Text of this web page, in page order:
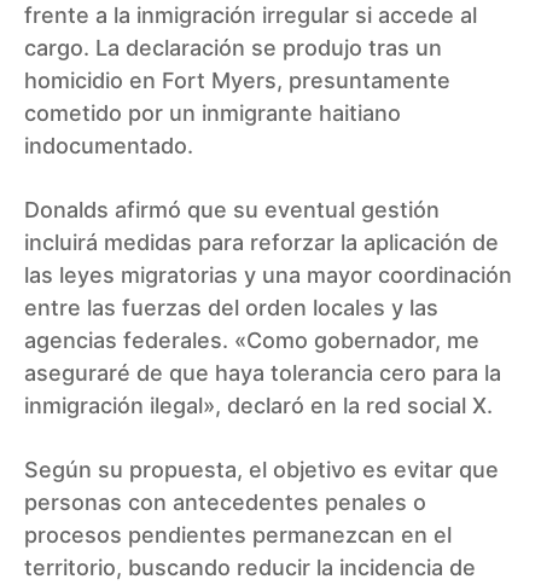
frente a la inmigración irregular si accede al
cargo. La declaración se produjo tras un
homicidio en Fort Myers, presuntamente
cometido por un inmigrante haitiano
indocumentado.
Donalds afirmó que su eventual gestión
incluirá medidas para reforzar la aplicación de
las leyes migratorias y una mayor coordinación
entre las fuerzas del orden locales y las
agencias federales. «Como gobernador, me
aseguraré de que haya tolerancia cero para la
inmigración ilegal», declaró en la red social X.
Según su propuesta, el objetivo es evitar que
personas con antecedentes penales o
procesos pendientes permanezcan en el
territorio, buscando reducir la incidencia de